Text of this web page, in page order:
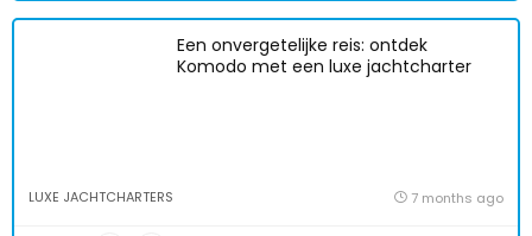
Een onvergetelijke reis: ontdek
Komodo met een luxe jachtcharter
LUXE JACHTCHARTERS 7 months ago